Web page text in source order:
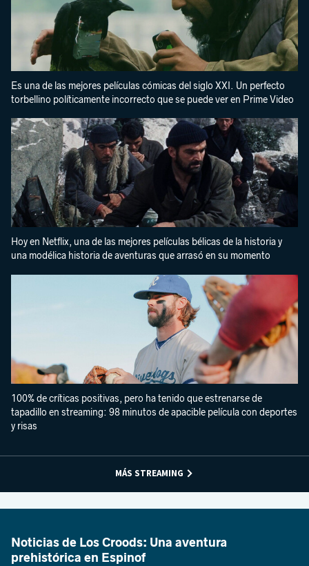
Es una de las mejores películas cómicas del siglo XXI. Un perfecto
torbellino políticamente incorrecto que se puede ver en Prime Video
Hoy en Netflix, una de las mejores películas bélicas de la historia y
una modélica historia de aventuras que arrasó en su momento
100% de críticas positivas, pero ha tenido que estrenarse de
tapadillo en streaming: 98 minutos de apacible película con deportes
y risas
MÁS STREAMING
Noticias de Los Croods: Una aventura
prehistórica en Espinof